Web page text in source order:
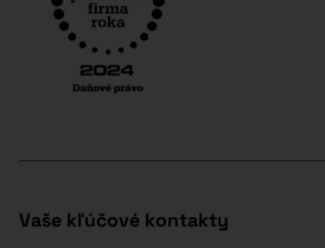
Vaše kľúčové kontakty